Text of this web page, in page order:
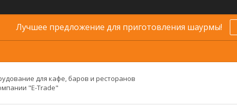
Лучшее предложение для приготовления шаурмы!
для кафе, баров и ресторанов
"E-Trade"